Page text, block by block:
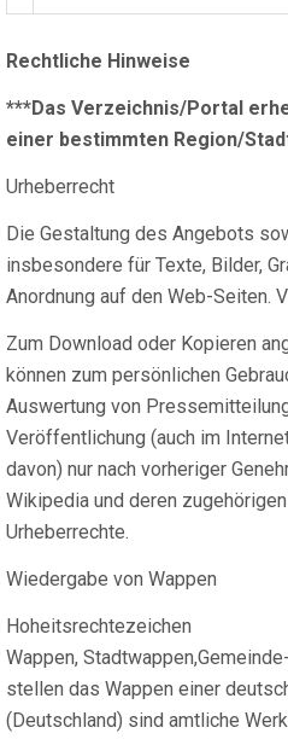
Rechtliche Hinweise
***Das Verzeichnis/Portal
einer bestimmten Region/
Urheberrecht
Die Gestaltung des Angebots
insbesondere für Texte, Bilder,
Anordnung auf den Web-Seiten.
Zum Download oder Kopieren
können zum persönlichen
Auswertung von
Veröffentlichung (auch im
davon) nur nach vorheriger
Wikipedia und deren
Urheberrechte.
Wiedergabe von Wappen
Hoheitsrechtezeichen
Wappen,
stellen das Wappen einer
(Deutschland) sind amtliche